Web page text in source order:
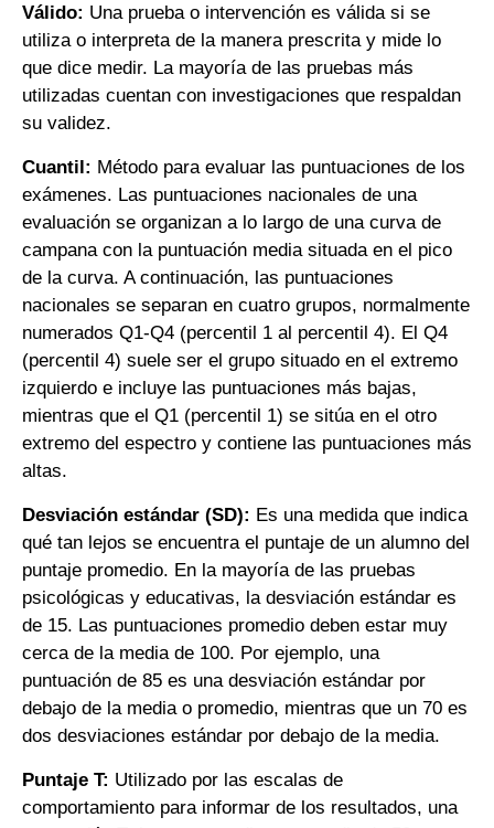
Válido: Una prueba o intervención es válida si se
utiliza o interpreta de la manera prescrita y mide lo
que dice medir. La mayoría de las pruebas más
utilizadas cuentan con investigaciones que respaldan
su validez.
Cuantil: Método para evaluar las puntuaciones de los
exámenes. Las puntuaciones nacionales de una
evaluación se organizan a lo largo de una curva de
campana con la puntuación media situada en el pico
de la curva. A continuación, las puntuaciones
nacionales se separan en cuatro grupos, normalmente
numerados Q1-Q4 (percentil 1 al percentil 4). El Q4
(percentil 4) suele ser el grupo situado en el extremo
izquierdo e incluye las puntuaciones más bajas,
mientras que el Q1 (percentil 1) se sitúa en el otro
extremo del espectro y contiene las puntuaciones más
altas.
Desviación estándar (SD): Es una medida que indica
qué tan lejos se encuentra el puntaje de un alumno del
puntaje promedio. En la mayoría de las pruebas
psicológicas y educativas, la desviación estándar es
de 15. Las puntuaciones promedio deben estar muy
cerca de la media de 100. Por ejemplo, una
puntuación de 85 es una desviación estándar por
debajo de la media o promedio, mientras que un 70 es
dos desviaciones estándar por debajo de la media.
Puntaje T: Utilizado por las escalas de
comportamiento para informar de los resultados, una